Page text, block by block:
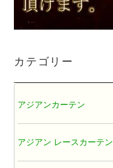
カテゴリー
アジアンカーテン
アジアン レースカーテン